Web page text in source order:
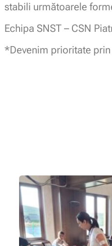
stabili următoarele
Echipa SNST – CSN
*Devenim prioritate